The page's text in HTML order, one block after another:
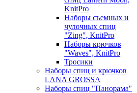
KnitPro
Наборы съемных и
чулочных спиц
"Zing", KnitPro
Наборы крючков
"Waves", KnitPro
Тросики
Наборы спиц и крючков
LANA GROSSA
Наборы спиц "Панорама"